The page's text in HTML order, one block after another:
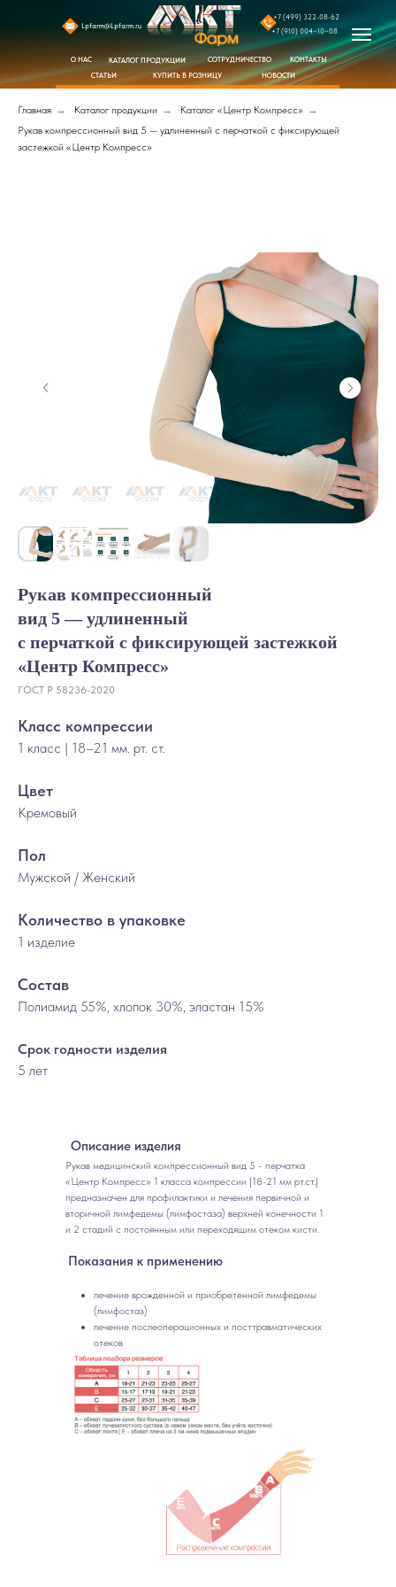
КУПИТЬ В РОЗНИЦУ
СТАТЬИ
КОНТАКТЫ
СОТРУДНИЧЕСТВО
КАТАЛОГ ПРОДУКЦИИ
НОВОСТИ
О НАС
+7 (910) 004−10−08
+7 (499) 322-08-62
Lpfarm@Lpfarm.ru
Главная → Каталог продукции → Каталог «Центр Компресс» →
Рукав компрессионный вид 5 — удлиненный с перчаткой с фиксирующей
застежкой «Центр Компресс»
Рукав компрессионный
вид 5 — удлиненный
с перчаткой с фиксирующей застежкой
«Центр Компресс»
ГОСТ Р 58236-2020
Класс компрессии
1 класс | 18–21 мм. рт. ст.
Цвет
Кремовый
Пол
Мужской / Женский
Количество в упаковке
1 изделие
Состав
Полиамид 55%, хлопок 30%, эластан 15%
Срок годности изделия
5 лет
Показания к применению
лечение врожденной и приобретенной лимфедемы
(лимфостаз)
лечение послеоперационных и посттравматических
отеков
Рукав медицинский компрессионный вид 5 - перчатка
«Центр Компресс» 1 класса компрессии |18-21 мм рт.ст.|
предназначен для профилактики и лечения первичной и
вторичной лимфедемы (лимфостаза) верхней конечности 1
и 2 стадий с постоянным или переходящим отеком кисти.
Описание изделия